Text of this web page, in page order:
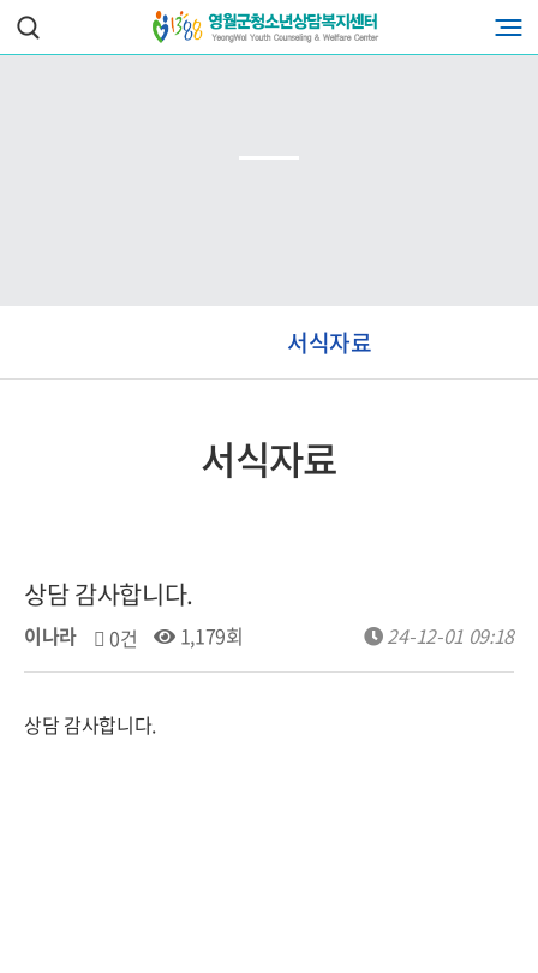
서식자료
서식자료
상담 감사합니다.
이나라 0건 1,179회 24-12-01 09:18
상담 감사합니다.